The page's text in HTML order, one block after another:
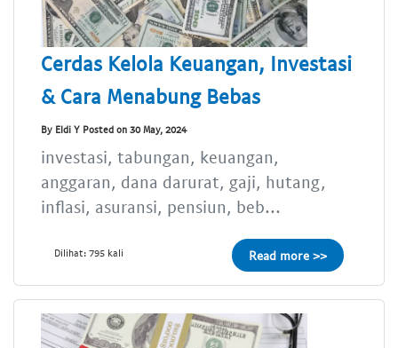
Cerdas Kelola Keuangan, Investasi
& Cara Menabung Bebas
By Eldi Y Posted on 30 May, 2024
investasi, tabungan, keuangan,
anggaran, dana darurat, gaji, hutang,
inflasi, asuransi, pensiun, beb...
Dilihat: 795 kali Read more >>